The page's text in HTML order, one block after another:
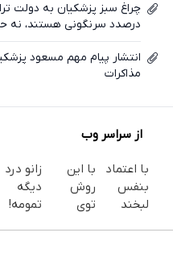
چراغ سبز پزشکیان به دولت
درصدد سرنگونی هستند، نه
مذاکرات
از سراسر وب
با اعتماد
بنفس
لبخند
با این
روش
توی
زانو درد
دیگه
تمومه!